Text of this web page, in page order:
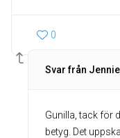
0
Svar från
Gunilla, tack för
betyg. Det